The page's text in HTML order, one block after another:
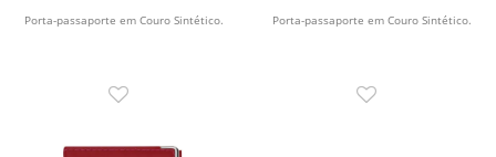
Porta-passaporte em Couro Sintético. Porta-passaporte em Couro Sintético.